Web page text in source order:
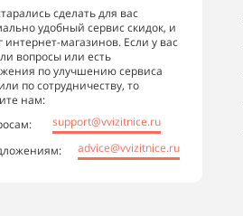
сделать для вас
удобный сервис скидок, и
интернет-магазинов. Если у вас
вопросы или есть
по улучшению сервиса
по сотрудничеству, то
нам:
support@vvizitnice.ru
advice@vvizitnice.ru